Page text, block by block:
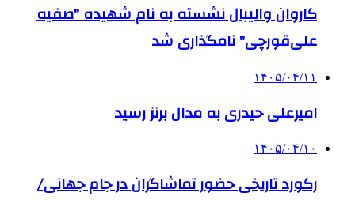
کاروان والیبال نشسته به نام شهیده "صفیه
علی‌قورچی" نامگذاری شد
۱۴۰۵/۰۴/۱۱
امیرعلی حیدری به مدال برنز رسید
۱۴۰۵/۰۴/۱۰
رکورد تاریخی حضور تماشاگران در جام جهانی/